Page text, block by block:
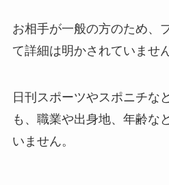
お相手が一般の方のため、
て詳細は明かされていません
日刊スポーツやスポニチな
も、職業や出身地、年齢な
いません。